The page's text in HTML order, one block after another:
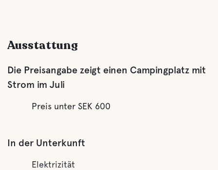
Ausstattung
Die Preisangabe zeigt einen Campingplatz mit
Strom im Juli
Preis unter SEK 600
In der Unterkunft
Elektrizität